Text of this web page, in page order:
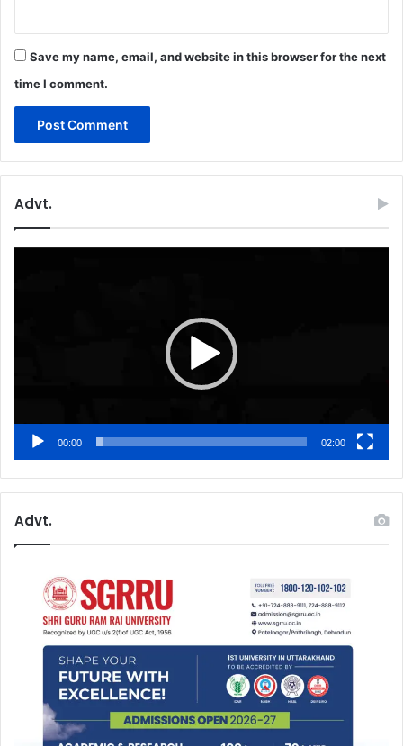
Save my name, email, and website in this browser for the next
time I comment.
Advt.
00:00 02:00
Advt.